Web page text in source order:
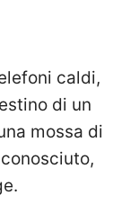
caldi,
di un
mossa di